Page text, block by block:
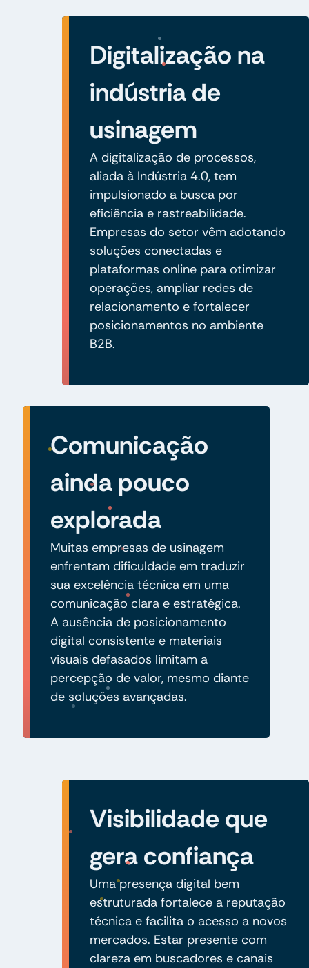
Digitalização na
indústria de
usinagem
A digitalização de processos,
aliada à Indústria 4.0, tem
impulsionado a busca por
eficiência e rastreabilidade.
Empresas do setor vêm adotando
soluções conectadas e
plataformas online para otimizar
operações, ampliar redes de
relacionamento e fortalecer
posicionamentos no ambiente
B2B.
Comunicação
ainda pouco
explorada
Muitas empresas de usinagem
enfrentam dificuldade em traduzir
sua excelência técnica em uma
comunicação clara e estratégica.
A ausência de posicionamento
digital consistente e materiais
visuais defasados limitam a
percepção de valor, mesmo diante
de soluções avançadas.
Visibilidade que
gera confiança
Uma presença digital bem
estruturada fortalece a reputação
técnica e facilita o acesso a novos
mercados. Estar presente com
clareza em buscadores e canais